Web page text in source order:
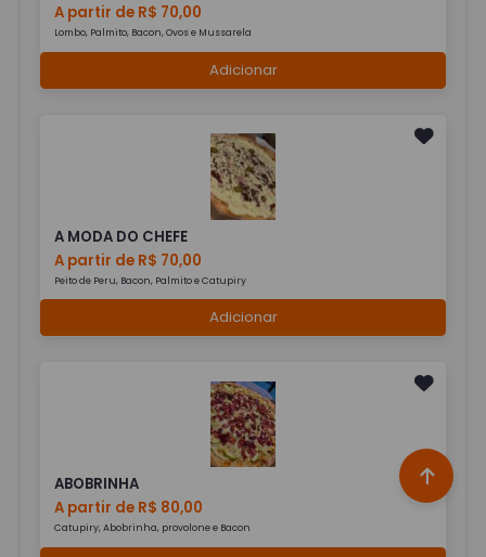
A partir de R$ 70,00
Lombo, Palmito, Bacon, Ovos e Mussarela
Adicionar
A MODA DO CHEFE
A partir de R$ 70,00
Peito de Peru, Bacon, Palmito e Catupiry
Adicionar
ABOBRINHA
A partir de R$ 80,00
Catupiry, Abobrinha, provolone e Bacon